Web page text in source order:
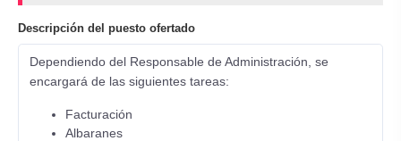
Descripción del puesto ofertado
Dependiendo del Responsable de Administración, se
encargará de las siguientes tareas:
Facturación
Albaranes